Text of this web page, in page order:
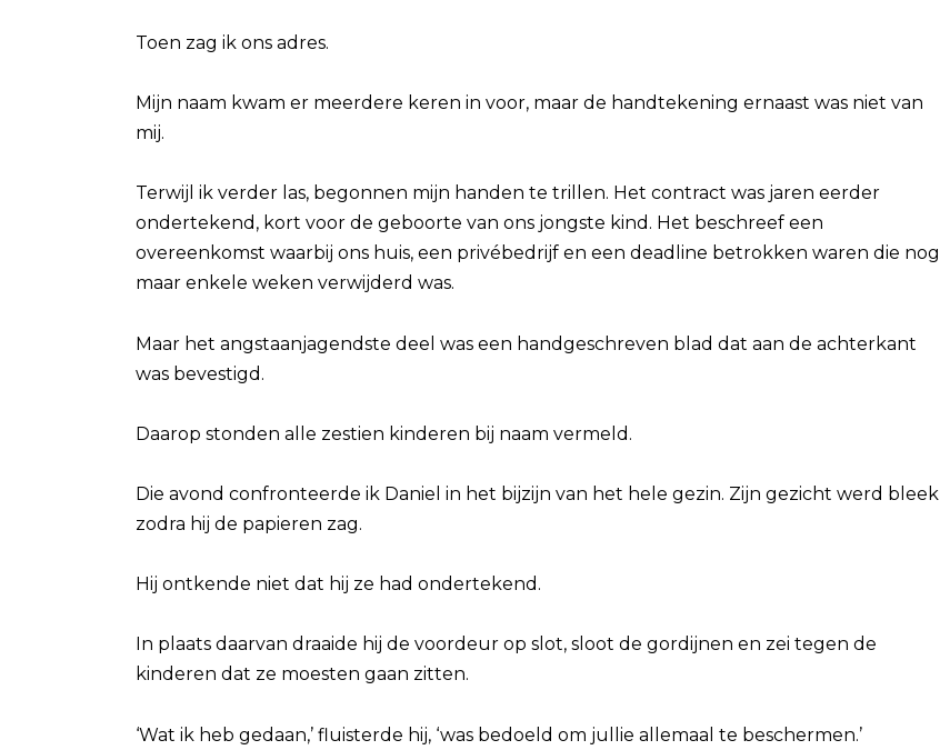
Toen zag ik ons adres.
Mijn naam kwam er meerdere keren in voor, maar de handtekening ernaast was niet van
mij.
Terwijl ik verder las, begonnen mijn handen te trillen. Het contract was jaren eerder
ondertekend, kort voor de geboorte van ons jongste kind. Het beschreef een
overeenkomst waarbij ons huis, een privébedrijf en een deadline betrokken waren die nog
maar enkele weken verwijderd was.
Maar het angstaanjagendste deel was een handgeschreven blad dat aan de achterkant
was bevestigd.
Daarop stonden alle zestien kinderen bij naam vermeld.
Die avond confronteerde ik Daniel in het bijzijn van het hele gezin. Zijn gezicht werd bleek
zodra hij de papieren zag.
Hij ontkende niet dat hij ze had ondertekend.
In plaats daarvan draaide hij de voordeur op slot, sloot de gordijnen en zei tegen de
kinderen dat ze moesten gaan zitten.
‘Wat ik heb gedaan,’ fluisterde hij, ‘was bedoeld om jullie allemaal te beschermen.’